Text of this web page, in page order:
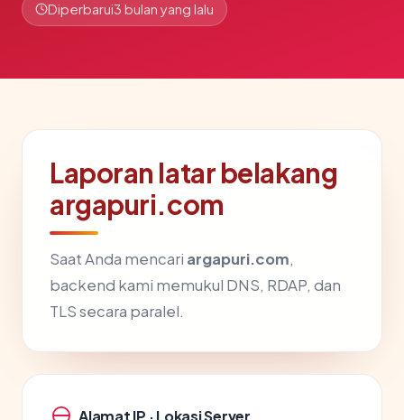
Diperbarui3 bulan yang lalu
Laporan latar belakang
argapuri.com
Saat Anda mencari argapuri.com,
backend kami memukul DNS, RDAP, dan
TLS secara paralel.
Alamat IP · Lokasi Server